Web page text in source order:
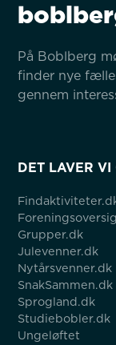
På Boblberg
finder nye
gennem
DET LAVER VI
Grupper.dk
Julevenner.dk
Nytårsvenner.dk
SnakSammen.dk
Sprogland.dk
Studiebobler.dk
Ungeløftet